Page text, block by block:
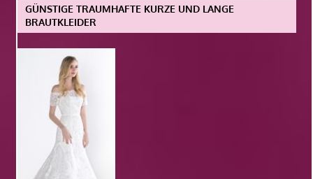
GÜNSTIGE TRAUMHAFTE KURZE UND LANGE
BRAUTKLEIDER